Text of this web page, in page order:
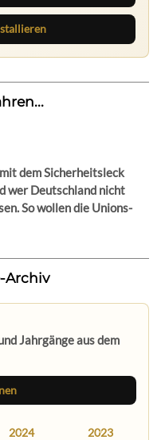
dem Sicherheitsleck
wer Deutschland nicht
So wollen die Unions-
Archiv
Jahrgänge aus dem
2024 2023